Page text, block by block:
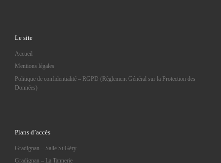
Le site
Accueil
Mentions légales
Politique de confidentialité – RGPD (Règlement Général sur la Protection des
Données)
Plans d’accès
Gradignan – Salle St Géry
Gradignan – La Tannerie